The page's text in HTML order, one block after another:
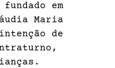
em
Maria
de